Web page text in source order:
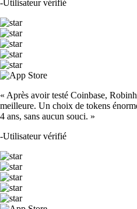
-Utilisateur vérifié
« Après avoir testé Coinbase,
meilleure. Un choix de tokens
4 ans, sans aucun souci. »
-Utilisateur vérifié